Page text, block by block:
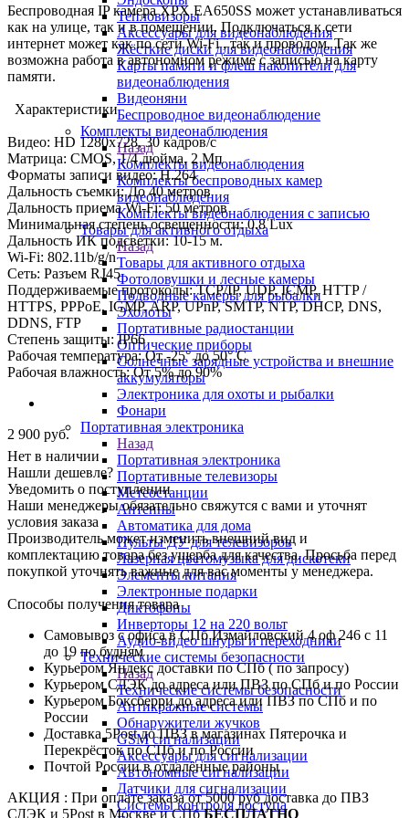
Тепловизоры
Аксессуары для видеонаблюдения
Жёсткие диски для видеонаблюдения
Карты памяти и флеш накопители для
видеонаблюдения
Видеоняни
Беспроводное видеонаблюдение
Комплекты видеонаблюдения
Назад
Комплекты видеонаблюдения
Комплекты беспроводных камер
видеонаблюдения
Комплекты видеонаблюдения с записью
Товары для активного отдыха
Назад
Товары для активного отдыха
Фотоловушки и лесные камеры
Подводные камеры для рыбалки
Эхолоты
Портативные радиостанции
Оптические приборы
Солнечные зарядные устройства и внешние
аккумуляторы
Электроника для охоты и рыбалки
Фонари
Портативная электроника
Назад
Портативная электроника
Портативные телевизоры
Метеостанции
Антенны
Автоматика для дома
Пульты ДУ для телевизоров
Лазерная цветомузыка для дискотеки
Элементы питания
Электронные подарки
Диктофоны
Инверторы 12 на 220 вольт
Аудио-видео шнуры и переходники
Технические системы безопасности
Назад
Технические системы безопасности
Антикражные системы
Обнаружители жучков
GSM сигнализации
Аксессуары для сигнализации
Автономные сигнализации
Датчики для сигнализации
Системы контроля доступа
Беспроводная IP камера XPX ЕА650SS может устанавливаться
как на улице, так и в помещении. Подключаться к сети
интернет может как по сети Wi-Fi , так и проводом. Так же
возможна работа в автономном режиме с записью на карту
памяти.
Характеристики
Видео: HD 1280x728, 30 кадров/с
Матрица: CMOS, 1/4 дюйма, 2 Мп
Форматы записи видео: H.264
Дальность съемки: До 40 метров
Дальность приема Wi-Fi: 50 метров
Минимальная степень освещенности: 0.8 Lux
Дальность ИК подсветки: 10-15 м.
Wi-Fi: 802.11b/g/n
Сеть: Разъем RJ45
Поддерживаемые протоколы: TCP/IP, UDP, ICMP, HTTP /
HTTPS, PPPoE, IGMP, ARP, UPnP, SMTP, NTP, DHCP, DNS,
DDNS, FTP
Степень защиты: IP66
Рабочая температура: От -25° до 50° C
Рабочая влажность: От 5% до 90%
2 900 руб.
Нет в наличии
Нашли дешевле?
Уведомить о поступлении
Наши менеджеры обязательно свяжутся с вами и уточнят
условия заказа
Производитель может изменить внешний вид и
комплектацию товара без ущерба для качества. Просьба перед
покупкой уточнять важные для вас моменты у менеджера.
Способы получения товара
Самовывоз с офиса в СПб Измайловский 4 оф 246 с 11
до 19 по будням
Курьером Яндекс доставки по СПб ( по запросу)
Курьером СДЭК до адреса или ПВЗ по СПб и по России
Курьером Боксберри до адреса или ПВЗ по СПб и по
России
Доставка 5Post до ПВЗ в магазинах Пятерочка и
Перекрёсток по СПб и по России
Почтой России в отдалённые районы
АКЦИЯ : При оплате заказа от 5000 руб доставка до ПВЗ
СДЭК и 5Post в Москве и СПбБЕСПЛАТНО